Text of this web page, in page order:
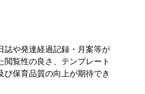
誌や発達経過記録・月案等が
覧性の良さ、テンプレート
保育品質の向上が期待でき